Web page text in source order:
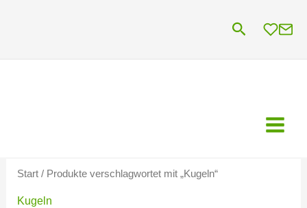
Suchen
Start/ Produkte verschlagwortet mit „Kugeln“
Kugeln